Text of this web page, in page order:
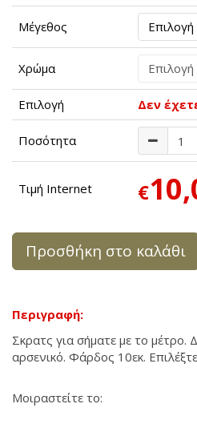
Μέγεθος
Χρώμα
Επιλογή Δεν
Ποσότητα
Τιμή Internet €
Προσθήκη στο καλάθι
Περιγραφή:
Σκρατς για σήματε με το μέτρο.
αρσενικό. Φάρδος 10εκ.
Μοιραστείτε το: